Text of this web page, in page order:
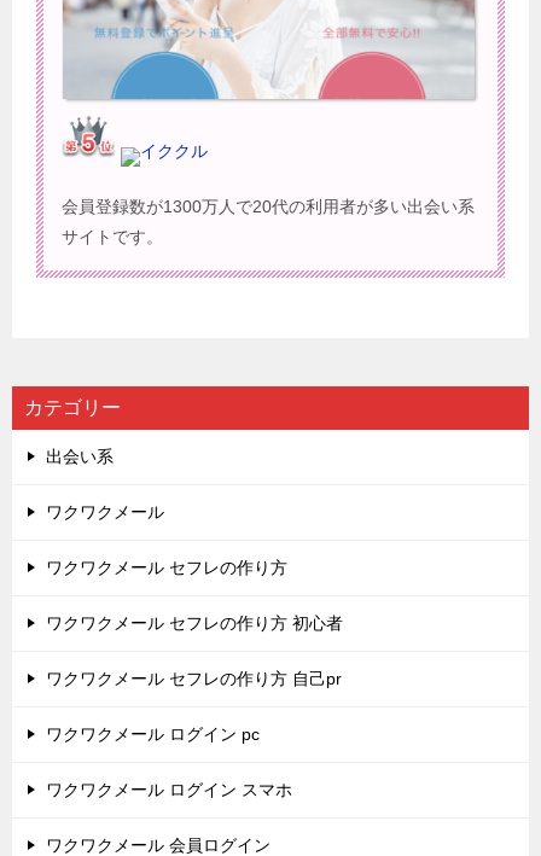
イククル
会員登録数が1300万人で20代の利用者が多い出会い系
サイトです。
カテゴリー
出会い系
ワクワクメール
ワクワクメール セフレの作り方
ワクワクメール セフレの作り方 初心者
ワクワクメール セフレの作り方 自己pr
ワクワクメール ログイン pc
ワクワクメール ログイン スマホ
ワクワクメール 会員ログイン